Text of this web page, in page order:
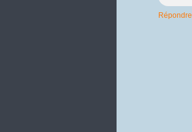
Répondre